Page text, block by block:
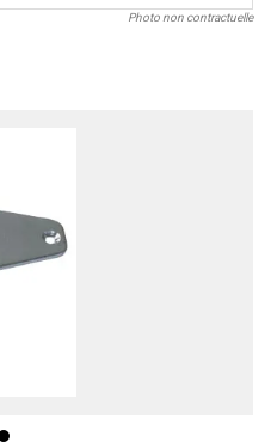
Photo non contractuelle